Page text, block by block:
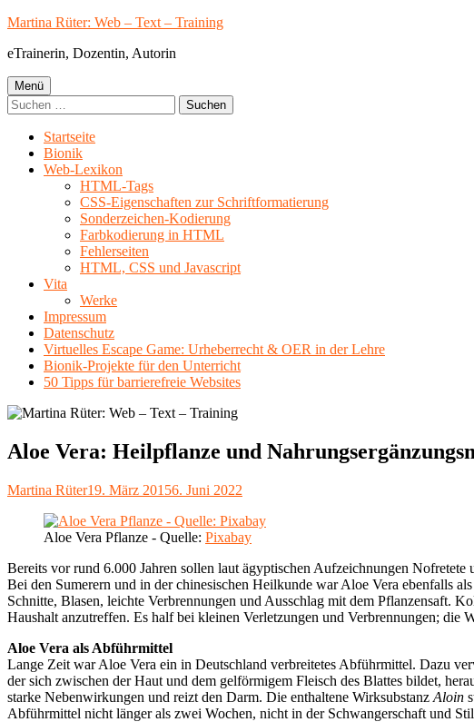
Springe
Inhalt
Martina Rüter: Web – Text – Training
eTrainerin, Dozentin, Autorin
Primäres
Menü
Menü
Suchen
nach:
Startseite
Bionik
Web-Lexikon
HTML-Tags
CSS-Eigenschaften zur Schriftformatierung
Sonderzeichen-Kodierung
Farbkodierung in HTML
Fehlerseiten
HTML, CSS und Javascript
Vita
Werke
Impressum
Datenschutz
Virtuelles Escape Game: Urheberrecht & OER in der Lehre
Bionik-Projekte für den Unterricht
50 Tipps für barrierefreie Websites
Aloe Vera: Heilpflanze und
Autor
Martina RüterVeröffentlicht
19. März 20156. Juni 2022
Aloe Vera Pflanze - Quelle: Pixabay
Bereits vor rund 6.000 Jahren sollen laut ägyptischen Aufzeichnungen
Bei den Sumerern und in der chinesischen Heilkunde war Aloe Vera ebenfalls
Schnitte, Blasen, leichte Verbrennungen und Ausschlag mit dem Pflanzensaft.
Haushalt anzutreffen. Es half bei kleinen Verletzungen und Verbrennungen; die
Aloe Vera als Abführmittel
Lange Zeit war Aloe Vera ein in Deutschland verbreitetes Abführmittel. Dazu
der sich zwischen der Haut und dem gelförmigem Fleisch des Blattes bildet,
starke Nebenwirkungen und reizt den Darm. Die enthaltene Wirksubstanz Aloin
Abführmittel nicht länger als zwei Wochen, nicht in der Schwangerschaft und